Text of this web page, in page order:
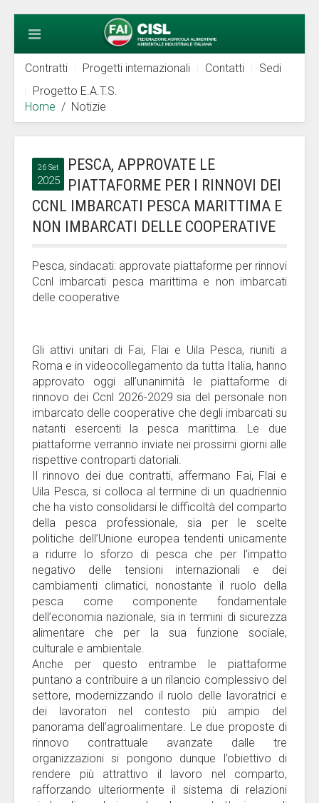
Contratti Progetti internazionali Contatti
Sedi
Progetto E.A.T.S.
Home
Notizie
26 Set
2025
PESCA, APPROVATE LE
PIATTAFORME PER I RINNOVI DEI
CCNL IMBARCATI PESCA MARITTIMA E
NON IMBARCATI DELLE COOPERATIVE
Pesca, sindacati: approvate piattaforme per rinnovi
Ccnl imbarcati pesca marittima e non imbarcati
delle cooperative
Gli attivi unitari di Fai, Flai e Uila Pesca, riuniti a
Roma e in videocollegamento da tutta Italia, hanno
approvato oggi all’unanimità le piattaforme di
rinnovo dei Ccnl 2026-2029 sia del personale non
imbarcato delle cooperative che degli imbarcati su
natanti esercenti la pesca marittima. Le due
piattaforme verranno inviate nei prossimi giorni alle
rispettive controparti datoriali.
Il rinnovo dei due contratti, affermano Fai, Flai e
Uila Pesca, si colloca al termine di un quadriennio
che ha visto consolidarsi le difficoltà del comparto
della pesca professionale, sia per le scelte
politiche dell’Unione europea tendenti unicamente
a ridurre lo sforzo di pesca che per l’impatto
negativo delle tensioni internazionali e dei
cambiamenti climatici, nonostante il ruolo della
pesca come componente fondamentale
dell’economia nazionale, sia in termini di sicurezza
alimentare che per la sua funzione sociale,
culturale e ambientale.
Anche per questo entrambe le piattaforme
puntano a contribuire a un rilancio complessivo del
settore, modernizzando il ruolo delle lavoratrici e
dei lavoratori nel contesto più ampio del
panorama dell’agroalimentare. Le due proposte di
rinnovo contrattuale avanzate dalle tre
organizzazioni si pongono dunque l’obiettivo di
rendere più attrattivo il lavoro nel comparto,
rafforzando ulteriormente il sistema di relazioni